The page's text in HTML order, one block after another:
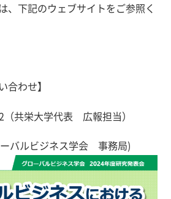
、下記のウェブサイトをご参照く
合わせ】
共栄大学代表 広報担当）
バルビジネス学会 事務局)